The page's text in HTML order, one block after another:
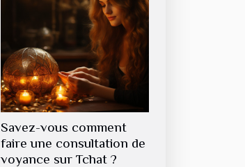
Savez-vous comment
faire une consultation de
voyance sur Tchat ?